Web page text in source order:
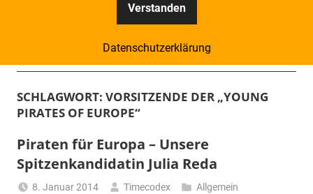
Kompass
–
Zeitung
für
Piraten
SCHLAGWORT: VORSITZENDE DER „YOUNG
PIRATES OF EUROPE“
Piraten für Europa – Unsere
Spitzenkandidatin Julia Reda
8. Januar 2014 Timecodex Allgemein
Verstanden
Datenschutzerklärung